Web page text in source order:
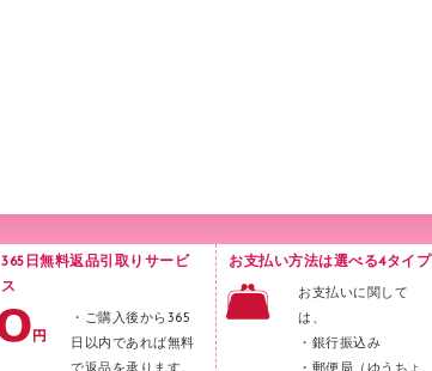
365日無料返品引取りサービ
ス
・ご購入後から365
日以内であれば無料
お支払い方法は選べる4タイプ
お支払いに関して
は、
・銀行振込み